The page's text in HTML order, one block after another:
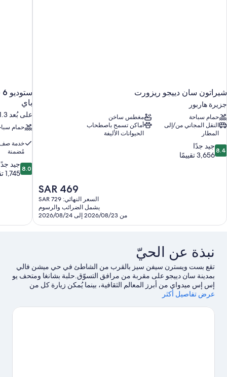
شيراتون سان دييجو ريزورت
جزيرة هاربور
حمام سباحة
مغطس ساخن
النقل المجاني من/إلى
المطار
أماكن تسمح باصطحاب
الحيوانات الأليفة
8.4
من
8.4 جيد جدًا
3,656 تقييمًا
السعر
الحالي
هو
SAR
469
SAR 469
السعر النهائي: SAR 729
يشمل الضرائب والرسوم
من 2026/08/23 إلى 2026/08/24
باي
على بُعد 21.3 كم من سان دييجو
حمام
خدمة صف
مُضمنة
8.0
من
تقييمًا
8.0 جيد
1,745 تقييمًا
نبذة عن الحيّ
تقع بست ويسترن سيفن سيز بالقرب من الشاطئ في حي ميشن فالي
بمدينة سان دييجو على مقربة من مرافق التسوّق.حلبة بشانغا ومتحف يو
إس إس ميدواي من أبرز المعالم الثقافية، بينما يُمكن زيارة كل من
فاشون فالي مول وسيبورت فيليج إذا كنت تنوي التسوق.استمتع بحضور
أفضل أماكن الجذب حديقة الحيوان في سان دياغو.يُقدم كل من الغوص
عرض تفاصيل أكثر